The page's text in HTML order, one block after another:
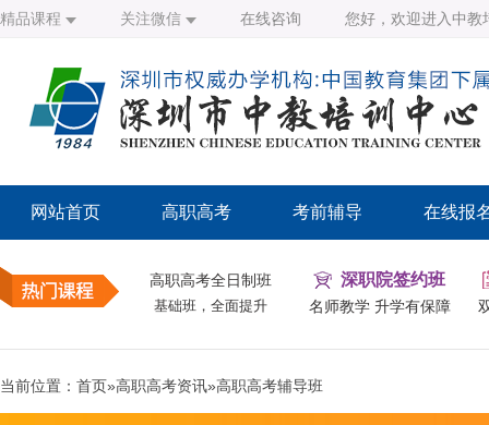
精品课程 关注微信 在线咨询 您好，欢迎进入中教
网站首页 高职高考 考前辅导 在线报
高职高考全日制班
基础班，全面提升
深职院签约班
名师教学 升学有保障
当前位置： 首页»高职高考资讯»高职高考辅导班